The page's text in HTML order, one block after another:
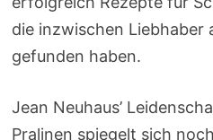
die inzwischen Liebhaber
gefunden haben.
Jean Neuhaus’
Pralinen spiegelt sich